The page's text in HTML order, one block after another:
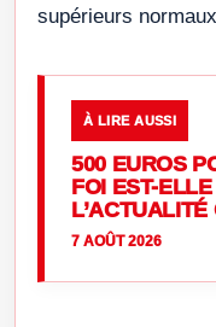
supérieurs
À LIRE AUSSI
500 EUROS
FOI EST-
7 AOÛT 2026